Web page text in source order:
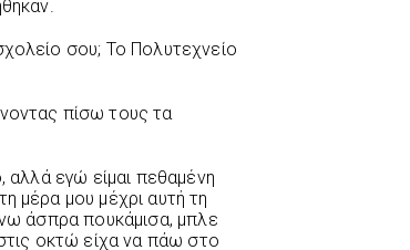
σου; Το Πολυτεχνείο
πίσω τους τα
εγώ είμαι πεθαμένη
μέρα μου μέχρι αυτή τη
άσπρα πουκάμισα, μπλε
οκτώ είχα να πάω στο